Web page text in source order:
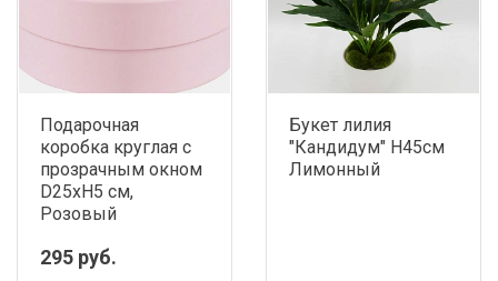
Подарочная
коробка круглая с
прозрачным окном
D25хH5 см,
Розовый
295 руб.
Букет лилия
"Кандидум" H45см
Лимонный